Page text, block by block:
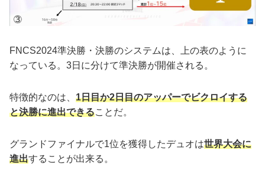
FNCS2024準決勝・決勝のシステムは、上の表のように
なっている。3日に分けて準決勝が開催される。
特徴的なのは、 1日目か2日目のアッパーでビクロイする
と決勝に進出できることだ。
グランドファイナルで1位を獲得したデュオは世界大会に
進出することが出来る。